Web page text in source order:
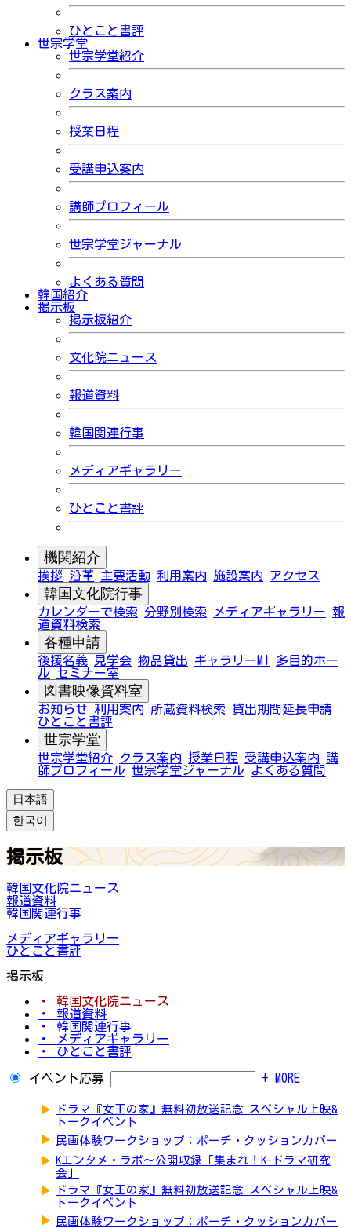
ひとこと書評
世宗学堂
世宗学堂紹介
クラス案内
授業日程
受講申込案内
講師プロフィール
世宗学堂ジャーナル
よくある質問
韓国紹介
掲示板
掲示板紹介
文化院ニュース
報道資料
韓国関連行事
メディアギャラリー
ひとこと書評
機関紹介
挨拶 沿革 主要活動 利用案内 施設案内 アクセス
韓国文化院行事
カレンダーで検索 分野別検索 メディアギャラリー 報
道資料検索
各種申請
後援名義 見学会 物品貸出 ギャラリーMI
多目的ホー
ル セミナー室
図書映像資料室
お知らせ 利用案内 所蔵資料検索
貸出期間延長申請
ひとこと書評
世宗学堂
世宗学堂紹介 クラス案内 授業日程 受講申込案内 講
師プロフィール 世宗学堂ジャーナル よくある質問
日本語
한국어
掲示板
韓国文化院ニュース
報道資料
韓国関連行事
メディアギャラリー
ひとこと書評
掲示板
・ 韓国文化院ニュース
・ 報道資料
・ 韓国関連行事
・ メディアギャラリー
・ ひとこと書評
イベント応募 + MORE
▶
ドラマ『女王の家』無料初放送記念 スペシャル上映&
トークイベント
▶ 民画体験ワークショップ：ポーチ・クッションカバー
▶ Kエンタメ・ラボ～公開収録「集まれ！K-ドラマ研究
会」
▶
ドラマ『女王の家』無料初放送記念 スペシャル上映&
トークイベント
▶ 民画体験ワークショップ：ポーチ・クッションカバー